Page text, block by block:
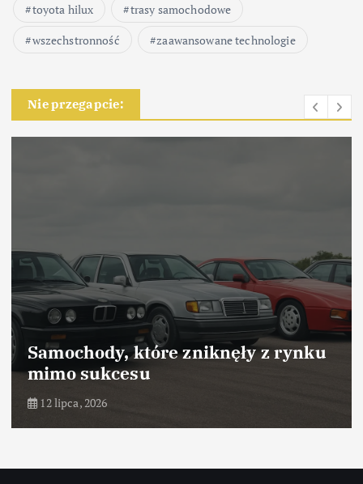
toyota hilux
trasy samochodowe
wszechstronność
zaawansowane technologie
Nie przegapcie:
Samochody, które zniknęły z rynku
mimo sukcesu
12 lipca, 2026